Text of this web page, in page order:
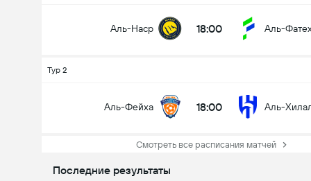
Аль-Наср 18:00 Аль-
Тур 2
Аль-Фейха 18:00 Аль-
Смотреть все расписания матчей
Последние результаты